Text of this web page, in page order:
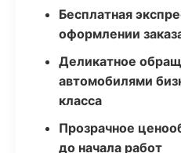
Бесплатная
оформлении
Деликатное
автомобилями
класса
Прозрачное
до начала работ